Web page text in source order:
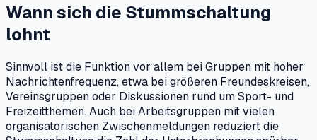
Wann sich die Stummschaltung
lohnt
Sinnvoll ist die Funktion vor allem bei Gruppen mit hoher
Nachrichtenfrequenz, etwa bei größeren Freundeskreisen,
Vereinsgruppen oder Diskussionen rund um Sport- und
Freizeitthemen. Auch bei Arbeitsgruppen mit vielen
organisatorischen Zwischenmeldungen reduziert die